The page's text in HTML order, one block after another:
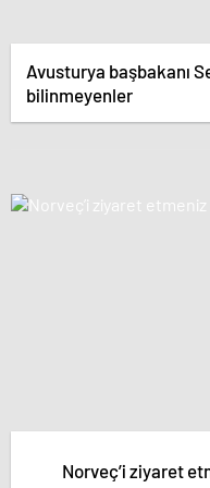
Avusturya başbakanı
bilinmeyenler
Norveç’i ziyaret